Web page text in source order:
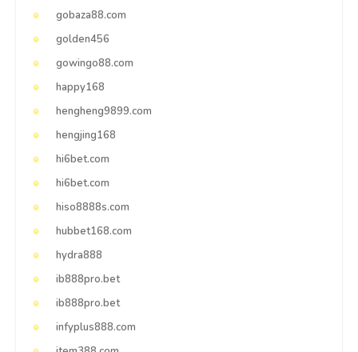
gobaza88.com
golden456
gowingo88.com
happy168
hengheng9899.com
hengjing168
hi6bet.com
hi6bet.com
hiso8888s.com
hubbet168.com
hydra888
ib888pro.bet
ib888pro.bet
infyplus888.com